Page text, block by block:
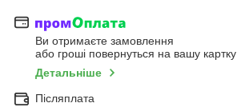
Ви отримаєте замовлення
або гроші повернуться на вашу картку
Детальніше
Післяплата